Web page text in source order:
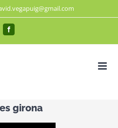
Facebook
girona